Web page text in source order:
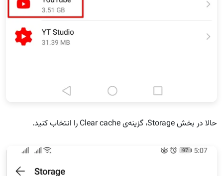
حالا در بخش Storage، گزینه‌ی Clear cache را انتخاب کنید.